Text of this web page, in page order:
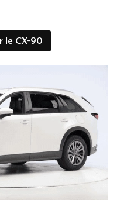
le CX-90